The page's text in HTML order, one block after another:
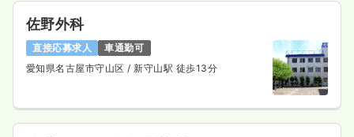
佐野外科
直接応募求人
車通勤可
愛知県名古屋市守山区/ 新守山駅 徒歩13分